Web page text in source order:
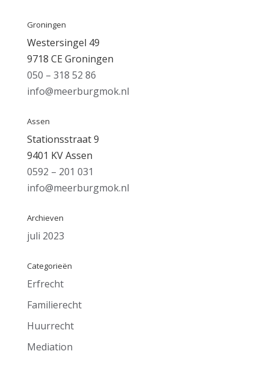
Groningen
Westersingel 49
9718 CE Groningen
050 – 318 52 86
info@meerburgmok.nl
Assen
Stationsstraat 9
9401 KV Assen
0592 – 201 031
info@meerburgmok.nl
Archieven
juli 2023
Categorieën
Erfrecht
Familierecht
Huurrecht
Mediation